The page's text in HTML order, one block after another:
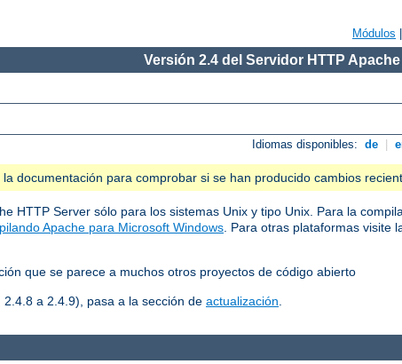
Módulos
Versión 2.4 del Servidor HTTP Apache
Idiomas disponibles: de
documentación para comprobar si se han producido cambios
HTTP Server sólo para los sistemas Unix y tipo Unix. Para la
Apache para Microsoft Windows. Para otras plataformas visite
que se parece a muchos otros proyectos de código abierto
a 2.4.9), pasa a la sección de actualización.